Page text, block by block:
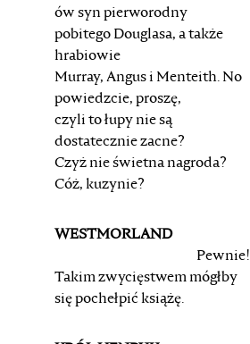
ów syn pierworodny
pobitego Douglasa, a także
hrabiowie
Murray, Angus i Menteith. No
powiedzcie, proszę,
czyli to łupy nie są
dostatecznie zacne?
Czyż nie świetna nagroda?
Cóż, kuzynie?
WESTMORLAND
Pewnie!
Takim zwycięstwem mógłby
się pochełpić książę.